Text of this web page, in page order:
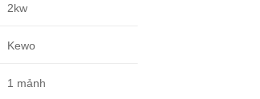
2kw
Kewo
1 mảnh